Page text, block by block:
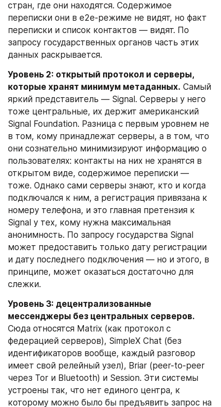
стран, где они находятся. Содержимое
переписки они в e2e-режиме не видят, но факт
переписки и список контактов — видят. По
запросу государственных органов часть этих
данных раскрывается.
Уровень 2: открытый протокол и серверы,
которые хранят минимум метаданных. Самый
яркий представитель — Signal. Серверы у него
тоже центральные, их держит американский
Signal Foundation. Разница с первым уровнем не
в том, кому принадлежат серверы, а в том, что
они сознательно минимизируют информацию о
пользователях: контакты на них не хранятся в
открытом виде, содержимое переписки —
тоже. Однако сами серверы знают, кто и когда
подключался к ним, а регистрация привязана к
номеру телефона, и это главная претензия к
Signal у тех, кому нужна максимальная
анонимность. По запросу государства Signal
может предоставить только дату регистрации
и дату последнего подключения — но и этого, в
принципе, может оказаться достаточно для
слежки.
Уровень 3: децентрализованные
мессенджеры без центральных серверов.
Сюда относятся Matrix (как протокол с
федерацией серверов), SimpleX Chat (без
идентификаторов вообще, каждый разговор
имеет свой релейный узел), Briar (peer-to-peer
через Tor и Bluetooth) и Session. Эти системы
устроены так, что нет единого центра, к
которому можно было бы предъявить запрос на